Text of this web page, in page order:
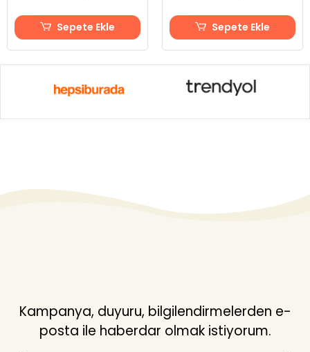
Sepete Ekle Sepete Ekle
Kampanya, duyuru, bilgilendirmelerden e-
posta ile haberdar olmak istiyorum.